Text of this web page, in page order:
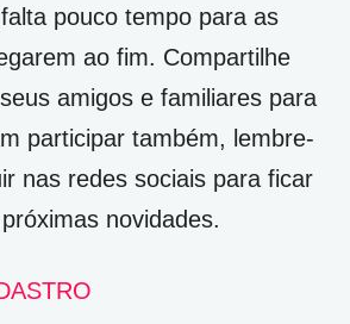
pouco tempo para as
ao fim. Compartilhe
amigos e familiares para
participar também, lembre-
nas redes sociais para ficar
novidades.